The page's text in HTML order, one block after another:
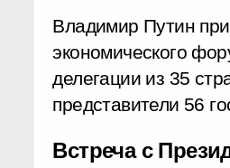
Владимир Путин
экономического
делегации из 35
представители 56
Встреча с